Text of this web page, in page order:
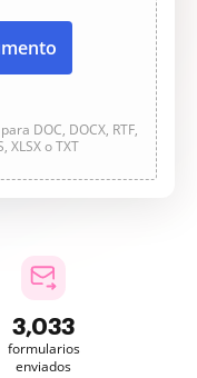
DOC, DOCX, RTF,
XLSX o TXT
3,033
formularios
enviados